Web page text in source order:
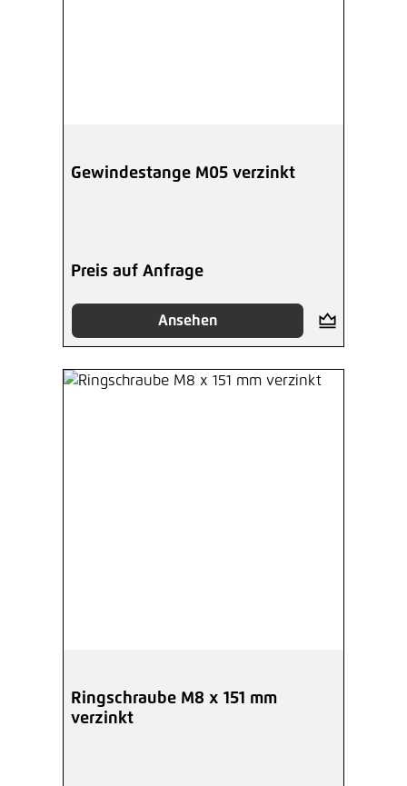
Gewindestange M05 verzinkt
Preis auf Anfrage
Ansehen
Ringschraube M8 x 151 mm
verzinkt